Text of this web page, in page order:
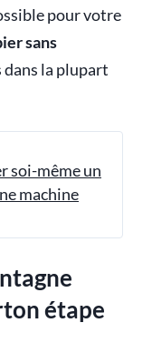
pour votre
sans
la plupart
soi-même un
machine
étape